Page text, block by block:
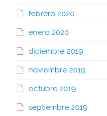
febrero 2020
enero 2020
diciembre 2019
noviembre 2019
octubre 2019
septiembre 2019